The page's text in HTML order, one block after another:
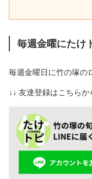
毎週金曜にたけ
毎週金曜日に竹の塚の
↓↓ 友達登録はこちらか